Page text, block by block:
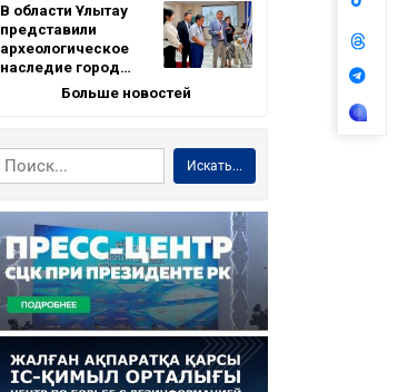
В области Ұлытау
представили
археологическое
наследие город…
Больше новостей
Искать...